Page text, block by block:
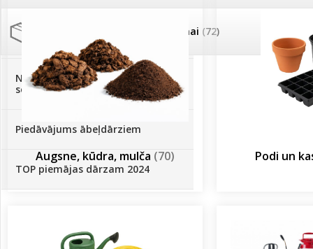
Palīglīdzekļi augu audzēšanai (72)
Klientu Diena
Novatec - izcils mēslošanai arī
sezonas otrajā pusē!
Piedāvājums ābeļdārziem
TOP piemājas dārzam 2024
Augsne, kūdra, mulča (70) Podi un